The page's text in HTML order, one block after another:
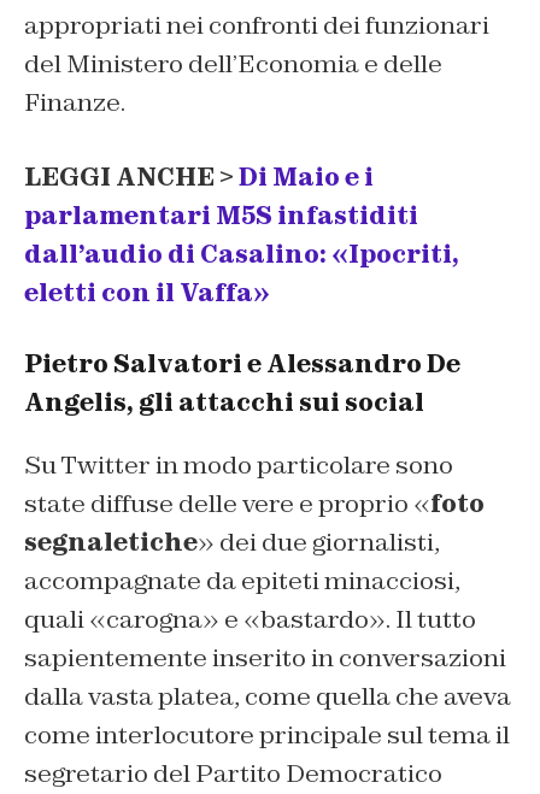
appropriati nei confronti dei funzionari
del Ministero dell’Economia e delle
Finanze.
LEGGI ANCHE >Di Maio e i
parlamentari M5S infastiditi
dall’audio di Casalino: «Ipocriti,
eletti con il Vaffa»
Pietro Salvatori e Alessandro De
Angelis, gli attacchi sui social
Su Twitter in modo particolare sono
state diffuse delle vere e proprio «foto
segnaletiche» dei due giornalisti,
accompagnate da epiteti minacciosi,
quali «carogna» e «bastardo». Il tutto
sapientemente inserito in conversazioni
dalla vasta platea, come quella che aveva
come interlocutore principale sul tema il
segretario del Partito Democratico